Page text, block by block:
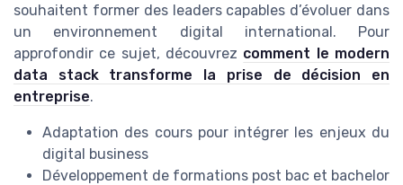
souhaitent former des leaders capables d’évoluer dans
un environnement digital international. Pour
approfondir ce sujet, découvrez comment le modern
data stack transforme la prise de décision en
entreprise.
Adaptation des cours pour intégrer les enjeux du
digital business
Développement de formations post bac et bachelor